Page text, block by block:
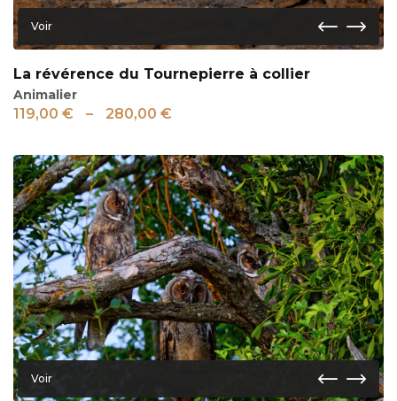
Voir
La révérence du Tournepierre à collier
Animalier
119,00 € – 280,00 €
Voir